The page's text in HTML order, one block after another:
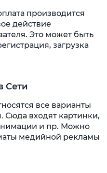
производится
действие
Это может быть
загрузка
Сети
все варианты
Сюда входят картинки,
и пр. Можно
медийной рекламы